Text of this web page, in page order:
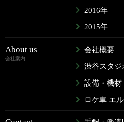
2016年
2015年
About us
会社案内
会社概要
渋谷スタジ
設備・機材
ロケ車 エ